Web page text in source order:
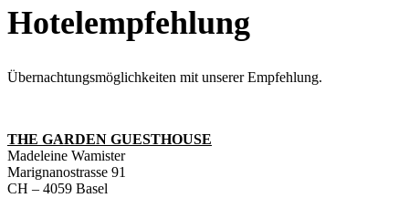
Hotelempfehlung
Übernachtungsmöglichkeiten mit unserer Empfehlung.
THE GARDEN GUESTHOUSE
Madeleine Wamister
Marignanostrasse 91
CH – 4059 Basel